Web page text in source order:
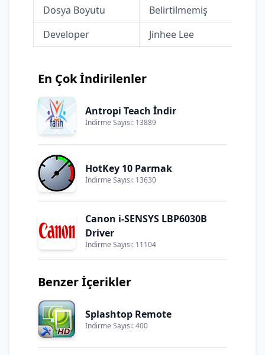
Dosya Boyutu
Belirtilmemiş
Developer
Jinhee Lee
En Çok İndirilenler
Antropi Teach İndir
İndirme Sayısı: 13889
HotKey 10 Parmak
İndirme Sayısı: 13630
Canon i-SENSYS LBP6030B
Driver
İndirme Sayısı: 11104
Benzer İçerikler
Splashtop Remote
İndirme Sayısı: 400